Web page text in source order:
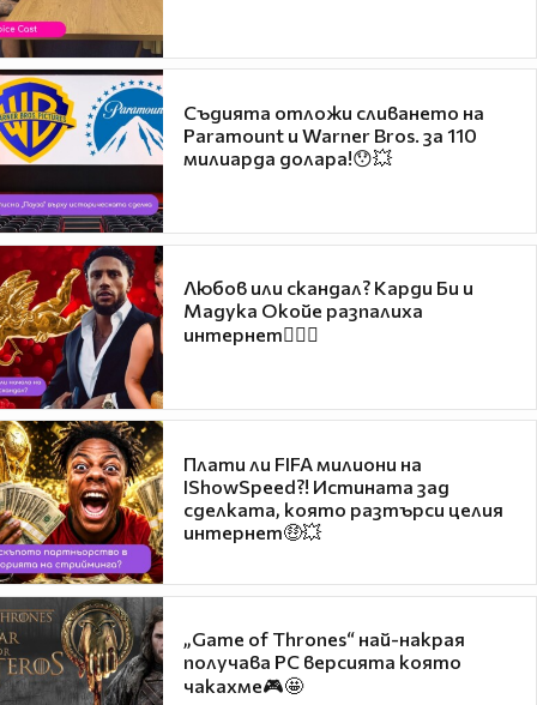
Съдията отложи сливането на
Paramount и Warner Bros. за 110
милиарда долара!😯💥
Любов или скандал? Карди Би и
Мадука Окойе разпалиха
интернет❤️‍🔥🔥
Плати ли FIFA милиони на
IShowSpeed?! Истината зад
сделката, която разтърси целия
интернет🤑💥
„Game of Thrones“ най-накрая
получава PC версията която
чакахме🎮🤩